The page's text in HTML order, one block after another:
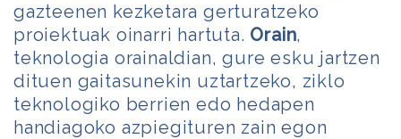
gazteenen kezketara gerturatzeko
proiektuak oinarri hartuta. Orain,
teknologia orainaldian, gure esku jartzen
dituen gaitasunekin uztartzeko, ziklo
teknologiko berrien edo hedapen
handiagoko azpiegituren zain egon